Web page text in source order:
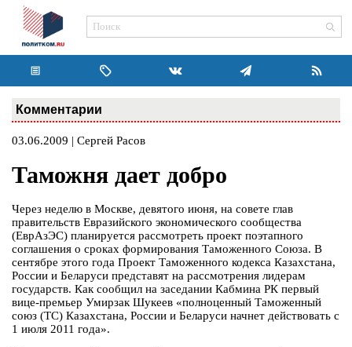
Комментарии
03.06.2009 | Сергей Расов
Таможня дает добро
Через неделю в Москве, девятого июня, на совете глав
правительств Евразийского экономического сообщества
(ЕврАзЭС) планируется рассмотреть проект поэтапного
соглашения о сроках формирования Таможенного Союза. В
сентябре этого года Проект Таможенного кодекса Казахстана,
России и Беларуси представят на рассмотрения лидерам
государств. Как сообщил на заседании Кабмина РК первый
вице-премьер Умирзак Шукеев «полноценный Таможенный
союз (ТС) Казахстана, России и Беларуси начнет действовать с
1 июля 2011 года».